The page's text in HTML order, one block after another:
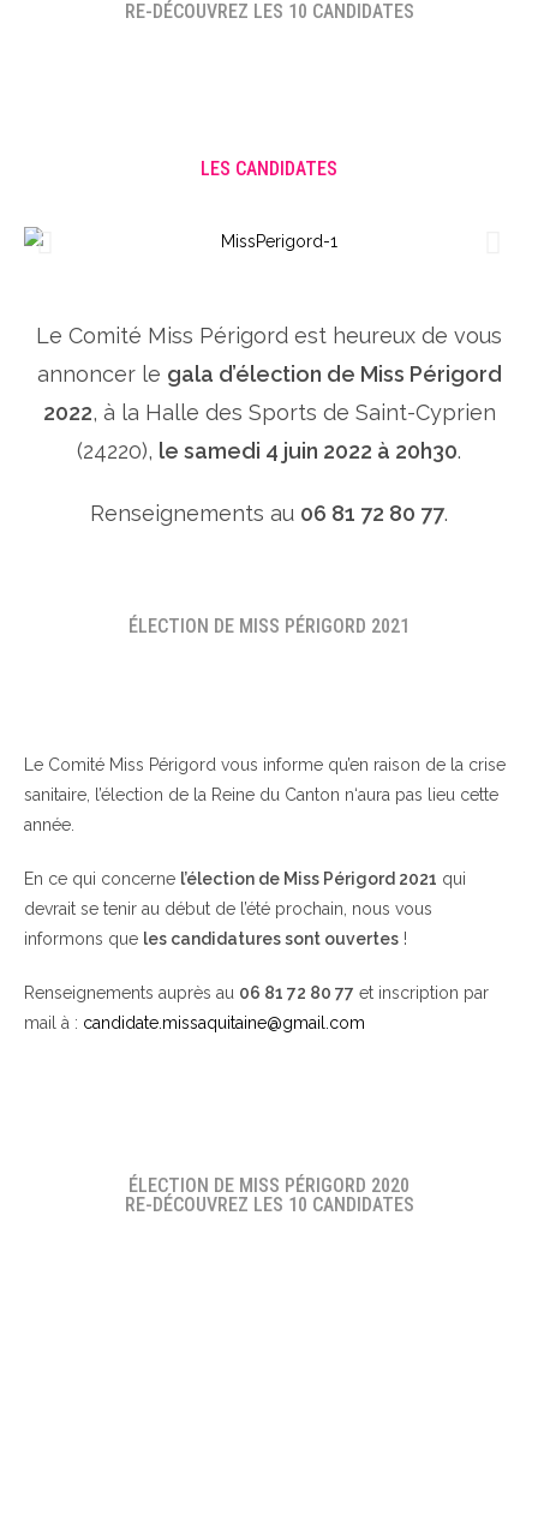
RE-DÉCOUVREZ LES 10 CANDIDATES
LES CANDIDATES
Le Comité Miss Périgord est heureux de vous
annoncer le gala d’élection de Miss Périgord
2022, à la Halle des Sports de Saint-Cyprien
(24220), le samedi 4 juin 2022 à 20h30.
Renseignements au 06 81 72 80 77.
ÉLECTION DE MISS PÉRIGORD 2021
Le Comité Miss Périgord vous informe qu’en raison de la crise
sanitaire, l’élection de la Reine du Canton n‘aura pas lieu cette
année.
En ce qui concerne l’élection de Miss Périgord 2021 qui
devrait se tenir au début de l’été prochain, nous vous
informons que les candidatures sont ouvertes !
Renseignements auprès au 06 81 72 80 77 et inscription par
mail à : candidate.missaquitaine@gmail.com
ÉLECTION DE MISS PÉRIGORD 2020
RE-DÉCOUVREZ LES 10 CANDIDATES